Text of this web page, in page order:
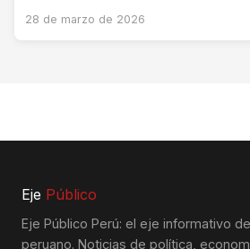
28 de marzo de 2026
Eje Público
Eje Público Perú: el eje informativo
peruano. Noticias de política,